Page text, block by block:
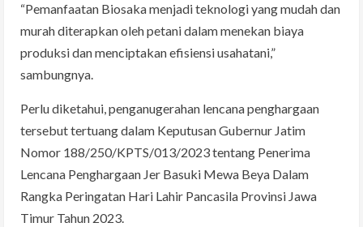
“Pemanfaatan Biosaka menjadi teknologi yang mudah dan
murah diterapkan oleh petani dalam menekan biaya
produksi dan menciptakan efisiensi usahatani,”
sambungnya.
Perlu diketahui, penganugerahan lencana penghargaan
tersebut tertuang dalam Keputusan Gubernur Jatim
Nomor 188/250/KPTS/013/2023 tentang Penerima
Lencana Penghargaan Jer Basuki Mewa Beya Dalam
Rangka Peringatan Hari Lahir Pancasila Provinsi Jawa
Timur Tahun 2023.